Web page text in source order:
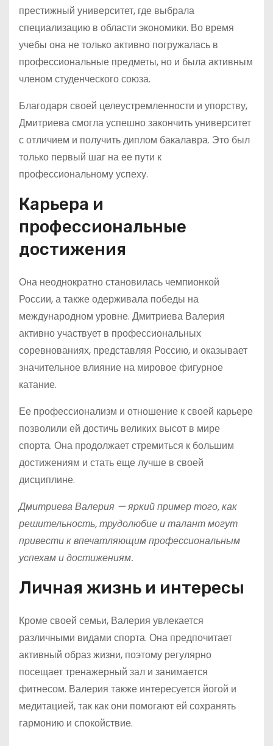
престижный университет, где выбрала
специализацию в области экономики. Во время
учебы она не только активно погружалась в
профессиональные предметы, но и была активным
членом студенческого союза.
Благодаря своей целеустремленности и упорству,
Дмитриева смогла успешно закончить университет
с отличием и получить диплом бакалавра. Это был
только первый шаг на ее пути к
профессиональному успеху.
Карьера и
профессиональные
достижения
Она неоднократно становилась чемпионкой
России, а также одерживала победы на
международном уровне. Дмитриева Валерия
активно участвует в профессиональных
соревнованиях, представляя Россию, и оказывает
значительное влияние на мировое фигурное
катание.
Ее профессионализм и отношение к своей карьере
позволили ей достичь великих высот в мире
спорта. Она продолжает стремиться к большим
достижениям и стать еще лучше в своей
дисциплине.
Дмитриева Валерия — яркий пример того, как
решительность, трудолюбие и талант могут
привести к впечатляющим профессиональным
успехам и достижениям.
Личная жизнь и интересы
Кроме своей семьи, Валерия увлекается
различными видами спорта. Она предпочитает
активный образ жизни, поэтому регулярно
посещает тренажерный зал и занимается
фитнесом. Валерия также интересуется йогой и
медитацией, так как они помогают ей сохранять
гармонию и спокойствие.